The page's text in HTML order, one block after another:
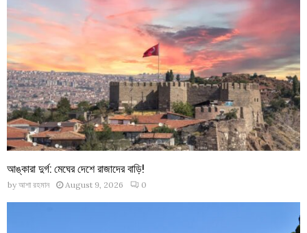
আঙ্কারা দুর্গ: মেঘের দেশে রাজাদের বাড়ি!
by আশা রহমান August 9, 2026 0